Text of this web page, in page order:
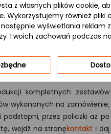
kompletnych zestawów
wykonanych na zamówienie,
przez policzki aż po
wejdź na stronękontakt i daj
z własnych plików cookie,
Wykorzystujemy również
następnie wyświetlania
Twoich zachowań podczas